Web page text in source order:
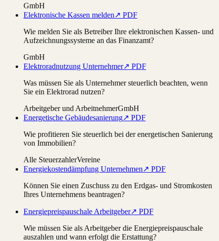
GmbH
Elektronische Kassen melden↗ PDF
Wie melden Sie als Betreiber Ihre elektronischen Kassen- und
Aufzeichnungssysteme an das Finanzamt?
GmbH
Elektroradnutzung Unternehmer↗ PDF
Was müssen Sie als Unternehmer steuerlich beachten, wenn
Sie ein Elektrorad nutzen?
Arbeitgeber und ArbeitnehmerGmbH
Energetische Gebäudesanierung↗ PDF
Wie profitieren Sie steuerlich bei der energetischen Sanierung
von Immobilien?
Alle SteuerzahlerVereine
Energiekostendämpfung Unternehmen↗ PDF
Können Sie einen Zuschuss zu den Erdgas- und Stromkosten
Ihres Unternehmens beantragen?
Energiepreispauschale Arbeitgeber↗ PDF
Wie müssen Sie als Arbeitgeber die Energiepreispauschale
auszahlen und wann erfolgt die Erstattung?